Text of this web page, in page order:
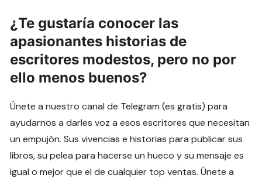
¿Te gustaría conocer las
apasionantes historias de
escritores modestos, pero no por
ello menos buenos?
Únete a nuestro canal de Telegram (es gratis) para
ayudarnos a darles voz a esos escritores que necesitan
un empujón. Sus vivencias e historias para publicar sus
libros, su pelea para hacerse un hueco y su mensaje es
igual o mejor que el de cualquier top ventas. Únete a